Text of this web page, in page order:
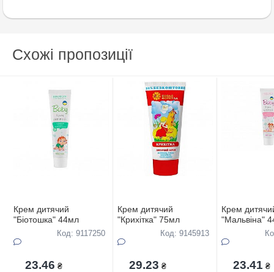
Схожі пропозиції
Крем дитячий
"Біотошка" 44мл
Код: 9117250
23.46 ₴
Крем дитячий
"Крихітка" 75мл
Код: 9145913
29.23 ₴
Крем
"Мальвіна"
23.41 ₴